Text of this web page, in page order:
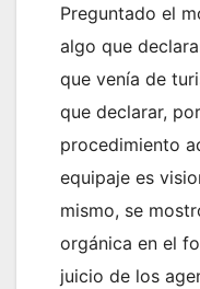
Preguntado el
algo que
que venía de
que declarar,
procedimiento
equipaje es
mismo, se
orgánica en el
juicio de los